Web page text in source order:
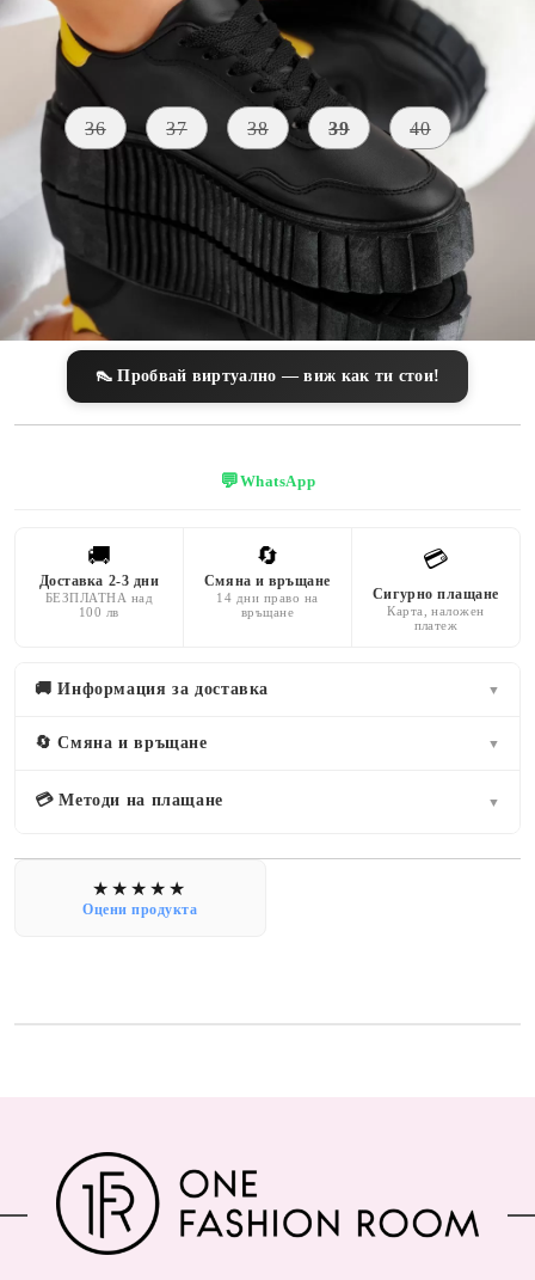
Размер на обувки: Таблица с размери
36 37 38 39 40
МАТЕРИАЛ
Екологична
кожа
ВИСОЧИНА
НА
ПОДМЕТКАТА
4 CM
👠 Пробвай виртуално — виж как ти стои!
💬WhatsApp
🚚
Доставка 2-3 дни
БЕЗПЛАТНА над
100 лв
🔄
Смяна и връщане
14 дни право на
връщане
💳
Сигурно плащане
Карта, наложен
платеж
🚚 Информация за доставка ▼
🔄 Смяна и връщане ▼
💳 Методи на плащане ▼
Оцени продукта